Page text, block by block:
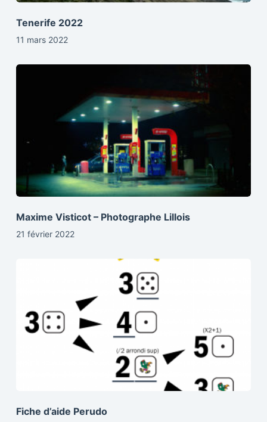
Tenerife 2022
11 mars 2022
Maxime Visticot – Photographe Lillois
21 février 2022
Fiche d’aide Perudo